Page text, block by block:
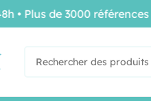
de 3000 références de